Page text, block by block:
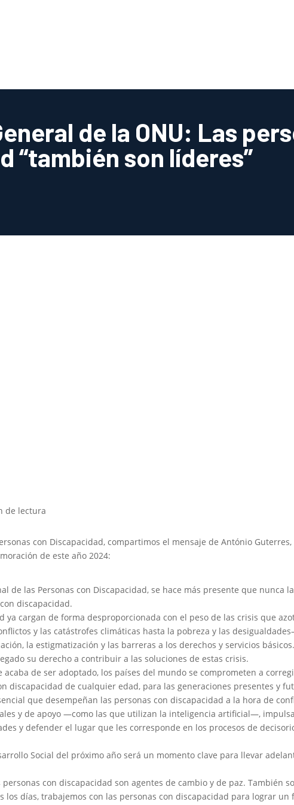
de la ONU: Las
“también son líderes”
de lectura
con Discapacidad, compartimos el mensaje de António
de este año 2024:
de las Personas con Discapacidad, se hace más presente que nunca
discapacidad.
ya cargan de forma desproporcionada con el peso de las crisis que
y las catástrofes climáticas hasta la pobreza y las
la estigmatización y las barreras a los derechos y servicios básicos.
su derecho a contribuir a las soluciones de estas crisis.
acaba de ser adoptado, los países del mundo se comprometen a
discapacidad de cualquier edad, para las generaciones presentes y
que desempeñan las personas con discapacidad a la hora de
y de apoyo —como las que utilizan la inteligencia artificial—,
y defender el lugar que les corresponde en los procesos de
Social del próximo año será un momento clave para llevar
con discapacidad son agentes de cambio y de paz. También
los días, trabajemos con las personas con discapacidad para lograr un